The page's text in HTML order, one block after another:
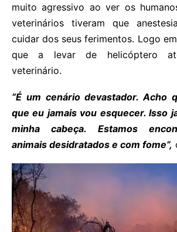
muito agressivo ao ver os
veterinários tiveram que
cuidar dos seus ferimentos. Logo
que a levar de helicóptero
veterinário.
“É um cenário devastador. Acho
que eu jamais vou esquecer. Isso
minha cabeça. Estamos
animais desidratados e com fome”,